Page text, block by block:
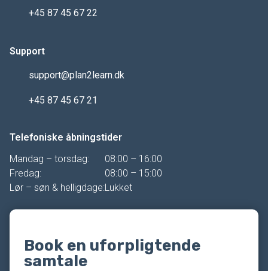
+45 87 45 67 22
Support
support@plan2learn.dk
+45 87 45 67 21
Telefoniske åbningstider
Mandag – torsdag:
Fredag:
Lør – søn & helligdage:
08:00 – 16:00
08:00 – 15:00
Lukket
Book en uforpligtende
samtale